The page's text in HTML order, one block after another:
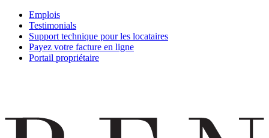
Emplois
Testimonials
Support technique pour les locataires
Payez votre facture en ligne
Portail propriétaire